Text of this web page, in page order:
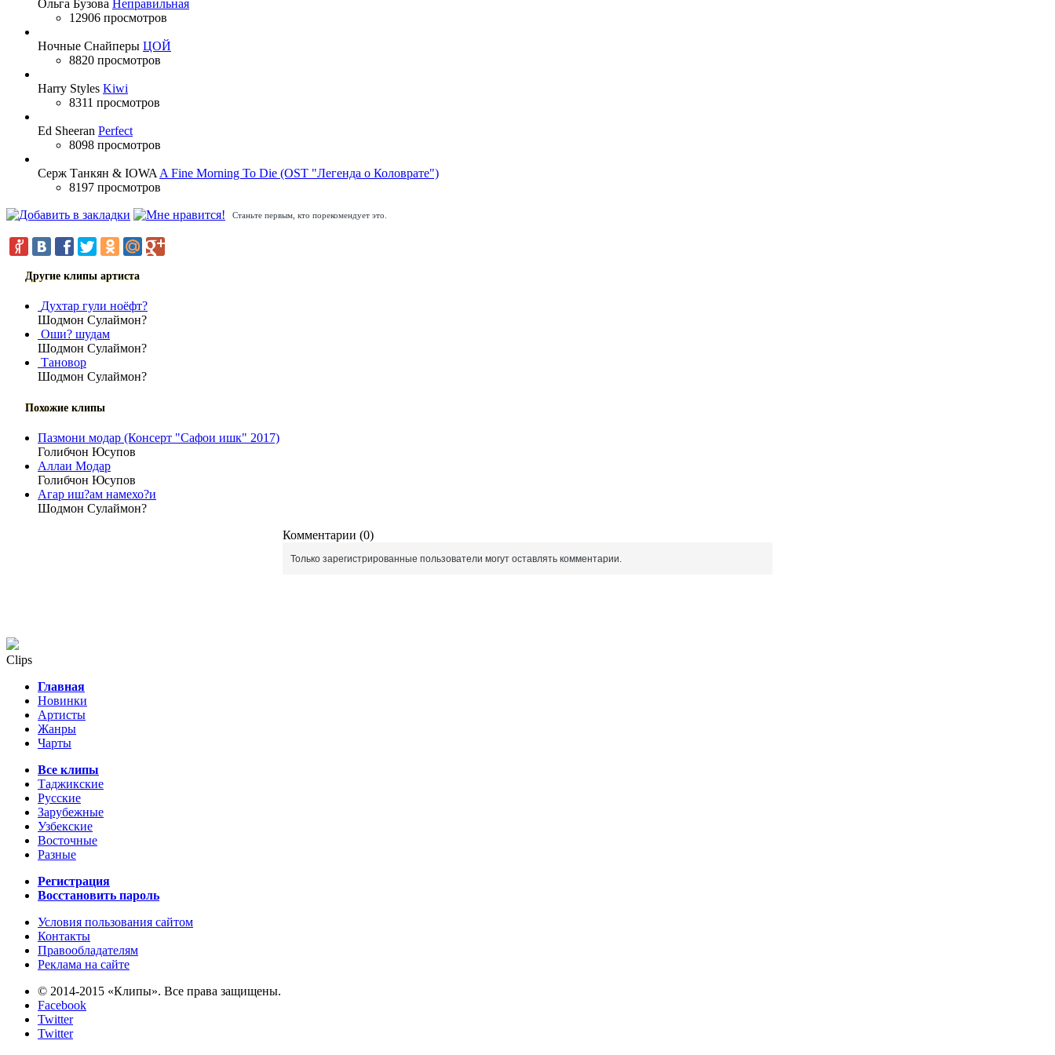
Ольга Бузова Неправильная
12906 просмотров
Ночные Снайперы ЦОЙ
8820 просмотров
Harry Styles Kiwi
8311 просмотров
Ed Sheeran Perfect
8098 просмотров
Серж Танкян & IOWA A Fine Morning To Die (OST "Легенда о Коловрате")
8197 просмотров
Станьте первым, кто порекомендует это.
Другие клипы артиста
Духтар гули ноёфт?
Шодмон Сулаймон?
Оши? шудам
Шодмон Сулаймон?
Тановор
Шодмон Сулаймон?
Похожие клипы
Пазмони модар (Консерт "Сафои ишк" 2017)
Голибчон Юсупов
Аллаи Модар
Голибчон Юсупов
Агар иш?ам намехо?и
Шодмон Сулаймон?
Комментарии (0)
Только зарегистрированные пользователи могут оставлять комментарии.
Clips
Главная
Новинки
Артисты
Жанры
Чарты
Все клипы
Таджикские
Русские
Зарубежные
Узбекские
Восточные
Разные
Регистрация
Восстановить пароль
Условия пользования сайтом
Контакты
Правообладателям
Реклама на сайте
© 2014-2015 «Клипы». Все права защищены.
Facebook
Twitter
Twitter